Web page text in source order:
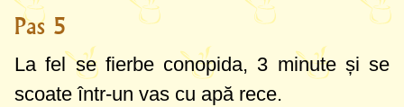
Pas 5
La fel se fierbe conopida, 3 minute și se
scoate într-un vas cu apă rece.